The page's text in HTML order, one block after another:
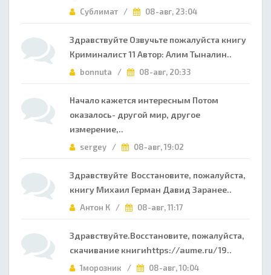
Сублимат / 08-авг, 23:04
Здравствуйте Озвучьте пожалуйста книгу
Криминалист 11 Автор: Алим Тыналин..
bonnuta / 08-авг, 20:33
Начало кажется интересным Потом
оказалось- другой мир, другое
измерение,..
sergey / 08-авг, 19:02
Здравствуйте Восстановите, пожалуйста,
книгу Михаил Герман Давид Заранее..
Антон К / 08-авг, 11:17
Здравствуйте.Восстановите, пожалуйста,
скачивание книгиhttps://aume.ru/19..
1морозник / 08-авг, 10:04